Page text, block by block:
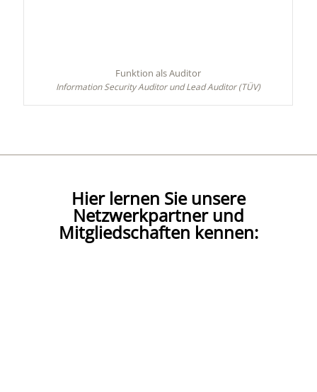
Funktion als Auditor
Information Security Auditor und Lead Auditor (TÜV)
Hier lernen Sie unsere
Netzwerkpartner und
Mitgliedschaften kennen: